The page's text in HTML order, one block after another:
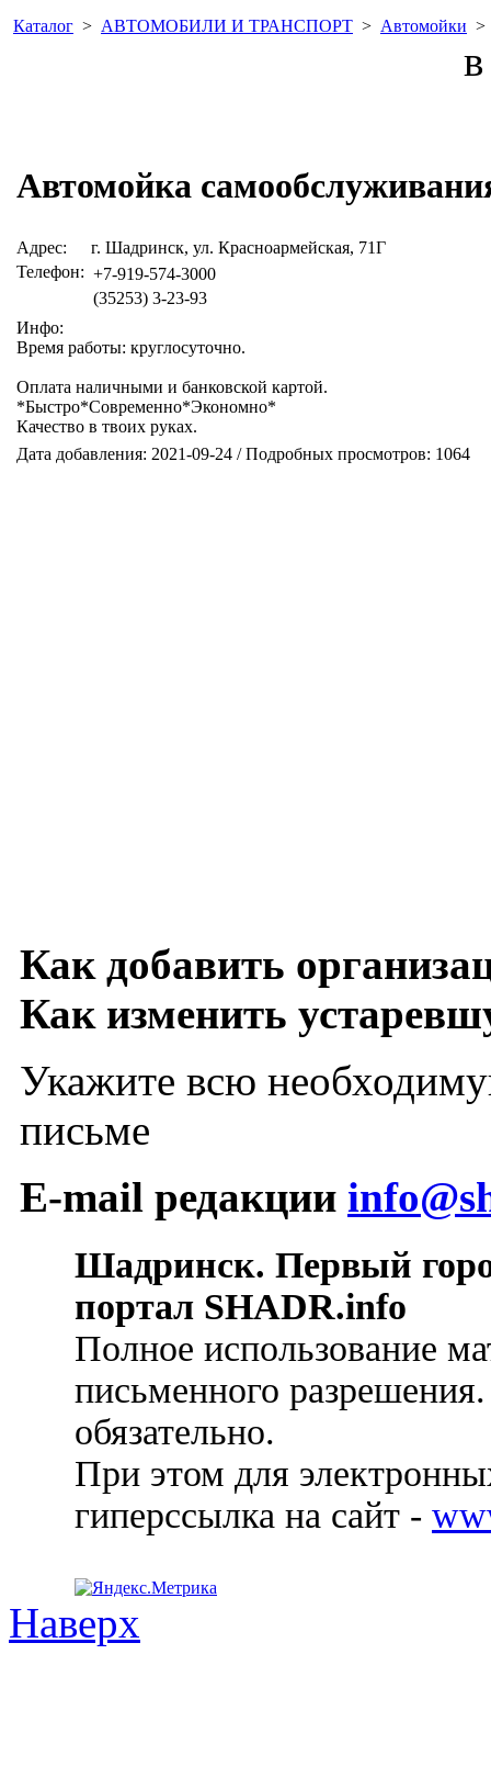
Каталог > АВТОМОБИЛИ И ТРАНСПОРТ > Автомойки
Автомойка
Адрес:
г. Шадринск, ул. Красноармейская, 71Г
Телефон: +7-919-574-3000
(35253) 3-23-93
Инфо:
Время работы: круглосуточно.
Оплата наличными и банковской картой.
*Быстро*Современно*Экономно*
Качество в твоих руках.
Дата добавления: 2021-09-24 / Подробных просмотров: 1064
Как добавить
Как изменить
Укажите всю
письме
E-mail редакции
Шадринск. Первый
портал SHADR.info
Полное использование
письменного
обязательно.
При этом для
гиперссылка на сайт -
Наверх